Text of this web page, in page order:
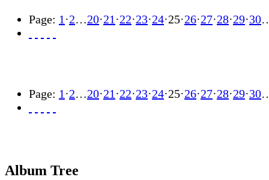
Page: 1 ·2…20·21 ·22·23·24·25·26·27·28·29·30
Page: 1 ·2…20·21 ·22·23·24·25·26·27·28·29·30
Album Tree